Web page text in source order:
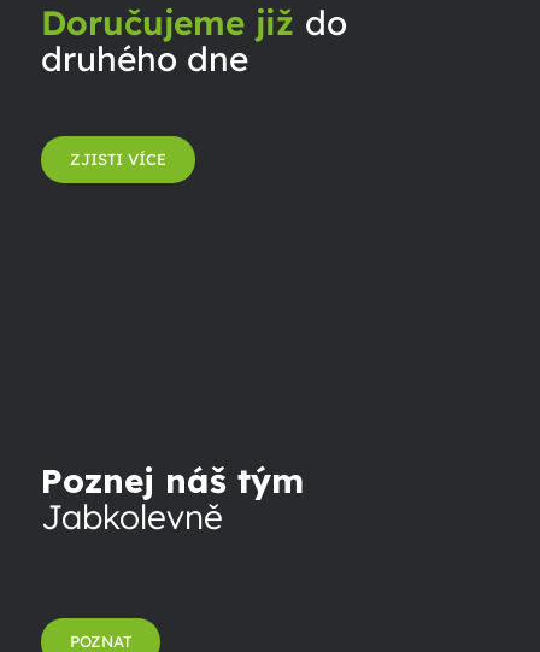
Doručujeme již do
druhého dne
ZJISTI VÍCE
Poznej náš tým
Jabkolevně
POZNAT